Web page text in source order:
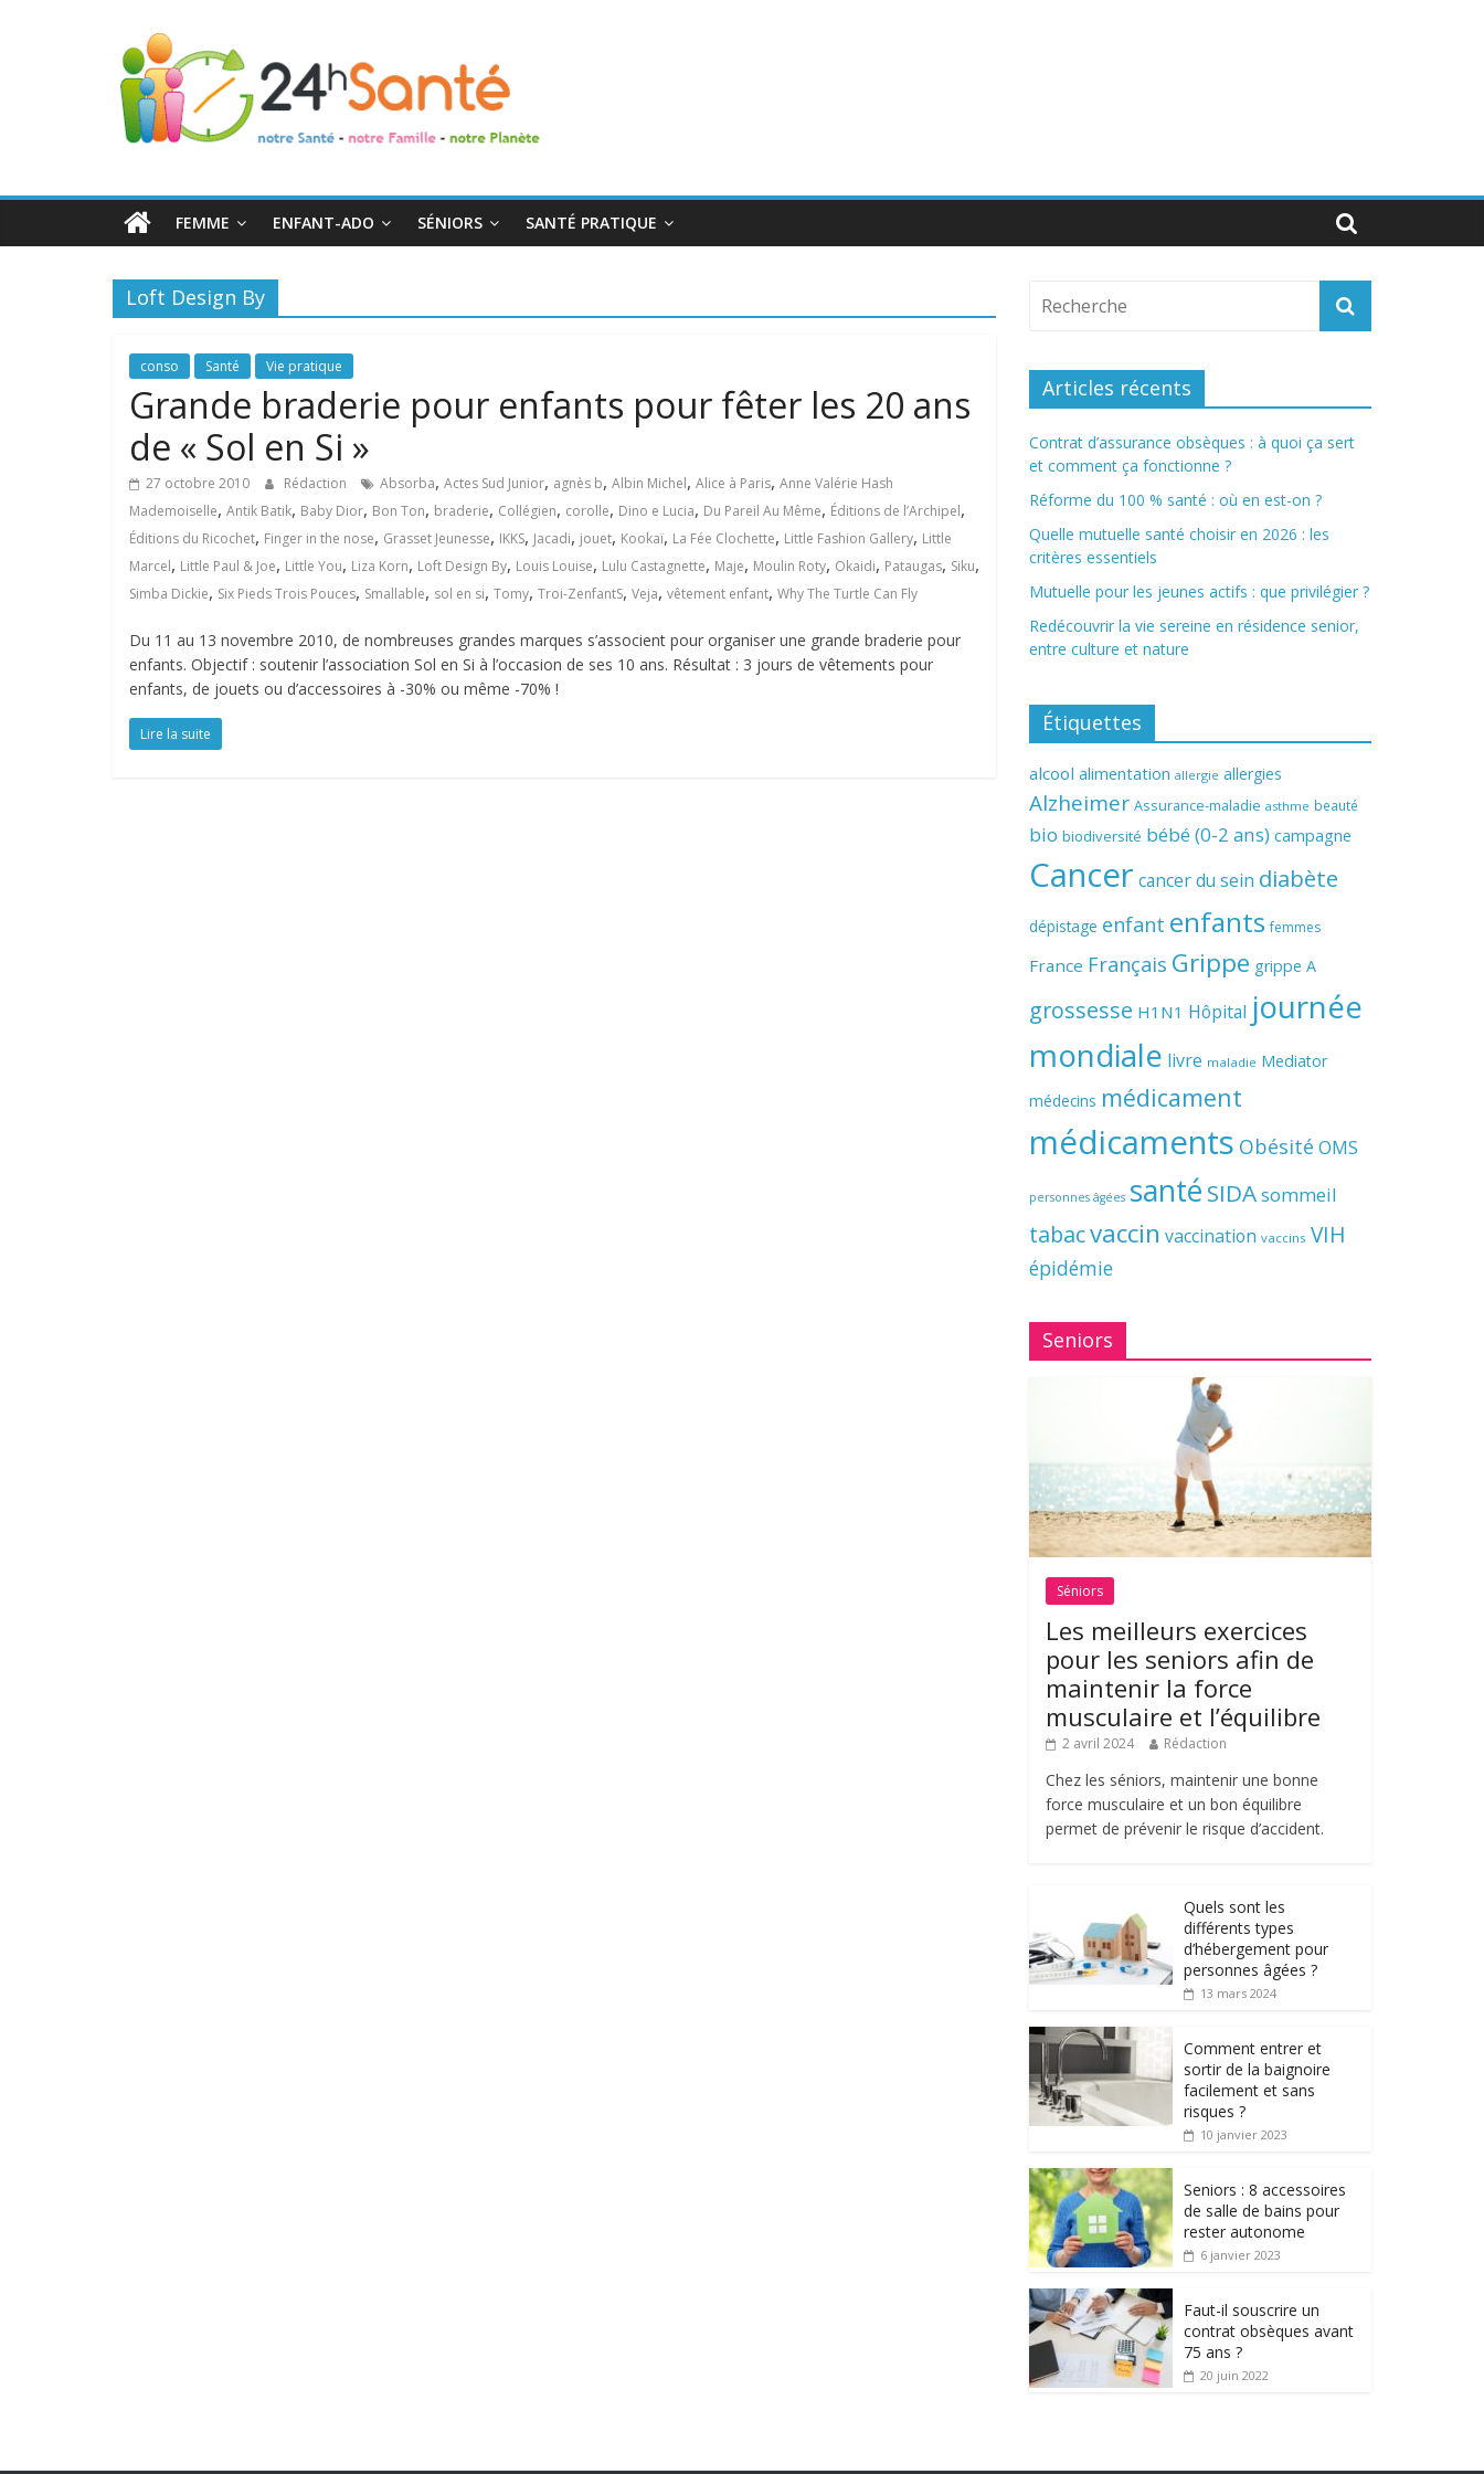
24h
Santé
toute
famille
FEMME ENFANT-ADO SÉNIORS SANTÉ PRATIQUE
Loft Design By
conso Santé Vie pratique
Grande braderie pour enfants pour fêter les 20 ans
de « Sol en Si »
27 octobre 2010 Rédaction Absorba, Actes Sud Junior, agnès b, Albin Michel, Alice à Paris, Anne Valérie Hash
Mademoiselle, Antik Batik, Baby Dior, Bon Ton, braderie, Collégien, corolle, Dino e Lucia, Du Pareil Au Même, Éditions de l’Archipel,
Éditions du Ricochet, Finger in the nose, Grasset Jeunesse, IKKS, Jacadi, jouet, Kookaï, La Fée Clochette, Little Fashion Gallery, Little
Marcel, Little Paul & Joe, Little You, Liza Korn, Loft Design By, Louis Louise, Lulu Castagnette, Maje, Moulin Roty, Okaidi, Pataugas, Siku,
Simba Dickie, Six Pieds Trois Pouces, Smallable, sol en si, Tomy, Troi-ZenfantS, Veja, vêtement enfant, Why The Turtle Can Fly
Du 11 au 13 novembre 2010, de nombreuses grandes marques s’associent pour organiser une grande braderie pour
enfants. Objectif : soutenir l’association Sol en Si à l’occasion de ses 10 ans. Résultat : 3 jours de vêtements pour
enfants, de jouets ou d’accessoires à -30% ou même -70% !
Lire la suite
Articles récents
Contrat d’assurance obsèques : à quoi ça sert
et comment ça fonctionne ?
Réforme du 100 % santé : où en est-on ?
Quelle mutuelle santé choisir en 2026 : les
critères essentiels
Mutuelle pour les jeunes actifs : que privilégier ?
Redécouvrir la vie sereine en résidence senior,
entre culture et nature
Étiquettes
alcool alimentation allergie allergies
Alzheimer Assurance-maladie asthme beauté
bio biodiversité bébé (0-2 ans) campagne
Cancer cancer du sein diabète
dépistage enfant enfants femmes
France Français Grippe grippe A
grossesse H1N1 Hôpital journée
mondiale livre maladie Mediator
médecins médicament
médicaments Obésité OMS
personnes âgées santé SIDAsommeil
tabacvaccin vaccination vaccins VIH
épidémie
Seniors
Séniors
Les meilleurs exercices
pour les seniors afin de
maintenir la force
musculaire et l’équilibre
2 avril 2024 Rédaction
Chez les séniors, maintenir une bonne
force musculaire et un bon équilibre
permet de prévenir le risque d’accident.
Quels sont les
différents types
d’hébergement pour
personnes âgées ?
13 mars 2024
Comment entrer et
sortir de la baignoire
facilement et sans
risques ?
10 janvier 2023
Seniors : 8 accessoires
de salle de bains pour
rester autonome
6 janvier 2023
Faut-il souscrire un
contrat obsèques avant
75 ans ?
20 juin 2022